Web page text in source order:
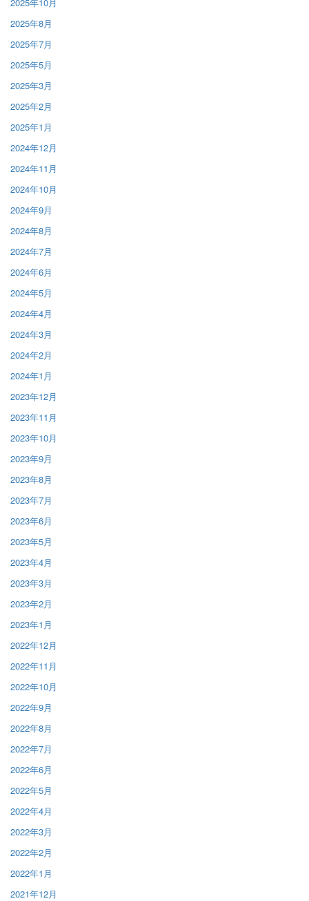
2025年8月
2025年7月
2025年5月
2025年3月
2025年2月
2025年1月
2024年12月
2024年11月
2024年10月
2024年9月
2024年8月
2024年7月
2024年6月
2024年5月
2024年4月
2024年3月
2024年2月
2024年1月
2023年12月
2023年11月
2023年10月
2023年9月
2023年8月
2023年7月
2023年6月
2023年5月
2023年4月
2023年3月
2023年2月
2023年1月
2022年12月
2022年11月
2022年10月
2022年9月
2022年8月
2022年7月
2022年6月
2022年5月
2022年4月
2022年3月
2022年2月
2022年1月
2021年12月